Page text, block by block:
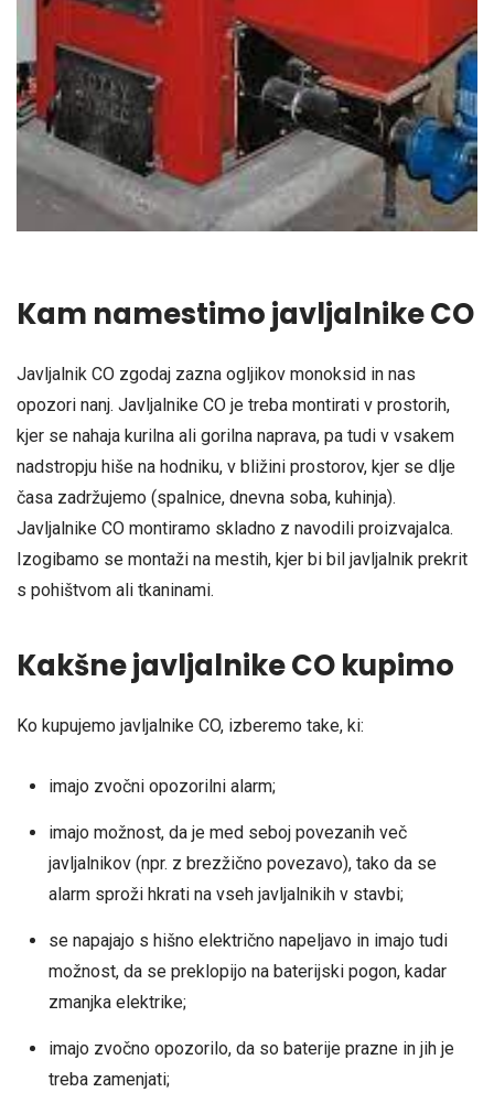
Kam namestimo javljalnike CO
Javljalnik CO zgodaj zazna ogljikov monoksid in nas
opozori nanj. Javljalnike CO je treba montirati v prostorih,
kjer se nahaja kurilna ali gorilna naprava, pa tudi v vsakem
nadstropju hiše na hodniku, v bližini prostorov, kjer se dlje
časa zadržujemo (spalnice, dnevna soba, kuhinja).
Javljalnike CO montiramo skladno z navodili proizvajalca.
Izogibamo se montaži na mestih, kjer bi bil javljalnik prekrit
s pohištvom ali tkaninami.
Kakšne javljalnike CO kupimo
Ko kupujemo javljalnike CO, izberemo take, ki:
imajo zvočni opozorilni alarm;
imajo možnost, da je med seboj povezanih več
javljalnikov (npr. z brezžično povezavo), tako da se
alarm sproži hkrati na vseh javljalnikih v stavbi;
se napajajo s hišno električno napeljavo in imajo tudi
možnost, da se preklopijo na baterijski pogon, kadar
zmanjka elektrike;
imajo zvočno opozorilo, da so baterije prazne in jih je
treba zamenjati;